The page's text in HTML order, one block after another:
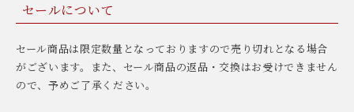
セールについて
セール商品は限定数量となっておりますので売り切れとなる場合
がございます。また、セール商品の返品・交換はお受けできません
ので、予めご了承ください。